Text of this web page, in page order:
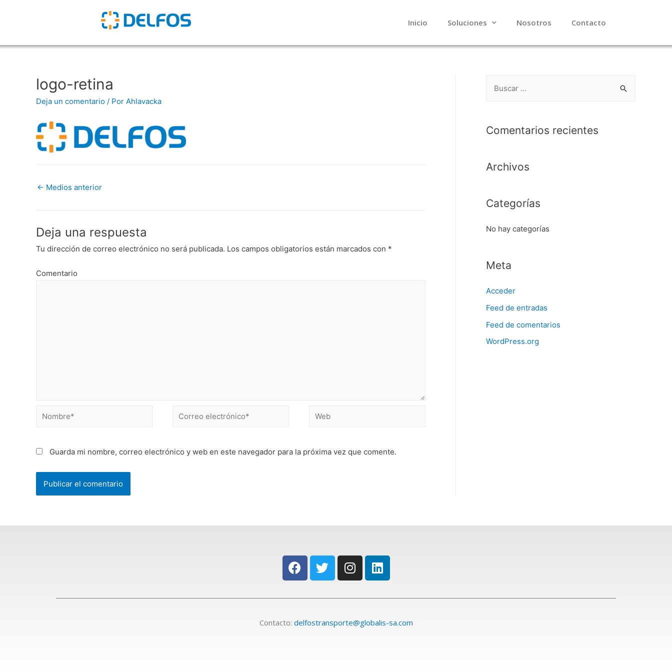
Inicio Soluciones Nosotros Contacto
logo-retina
Deja un comentario / Por Ahlavacka
← Medios anterior
Deja una respuesta
Tu dirección de correo electrónico no será publicada. Los campos obligatorios están marcados con *
Comentario
Guarda mi nombre, correo electrónico y web en este navegador para la próxima vez que comente.
Comentarios recientes
Archivos
Categorías
No hay categorías
Meta
Acceder
Feed de entradas
Feed de comentarios
WordPress.org
Contacto: delfostransporte@globalis-sa.com